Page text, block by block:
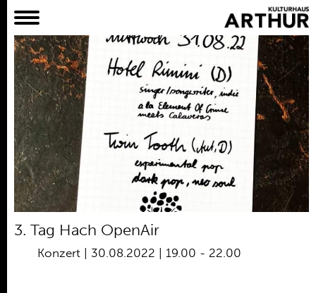
Planer
Alles
Konzert
Film
Bühne
Workshop
Kreativangebote
Archiv
Aktuelles
Projekte
Verein
3. Tag Hach OpenAir
Konzert 30.08.2022 | 19.00 - 22.00